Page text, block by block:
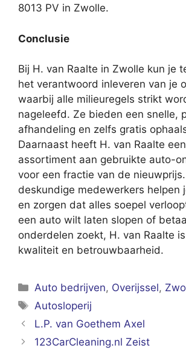
8013 PV in Zwolle.
Conclusie
Bij H. van Raalte in Zwolle kun je
het verantwoord inleveren van je
waarbij alle milieuregels strikt
nageleefd. Ze bieden een snelle,
afhandeling en zelfs gratis
Daarnaast heeft H. van Raalte
assortiment aan gebruikte auto-
voor een fractie van de
deskundige medewerkers helpen
en zorgen dat alles soepel
een auto wilt laten slopen of
onderdelen zoekt, H. van Raalte
kwaliteit en betrouwbaarheid.
Categorieën
Auto bedrijven, Overijssel,
Tags
Autosloperij
L.P. van Goethem Axel
123CarCleaning.nl Zeist